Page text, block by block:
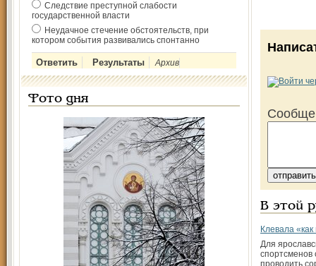
Следствие преступной слабости
государственной власти
Неудачное стечение обстоятельств, при
котором события развивались спонтанно
Архив
Фото дня
В этой
Клевала
Для
спортсменов
проводить